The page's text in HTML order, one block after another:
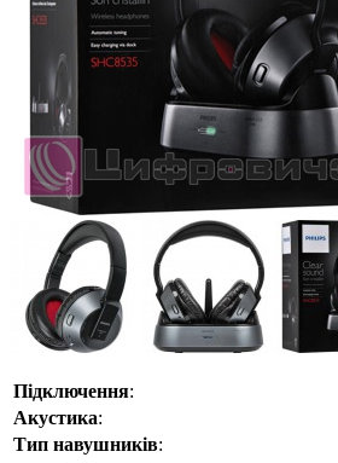
Підключення:
Акустика:
Тип навушників: